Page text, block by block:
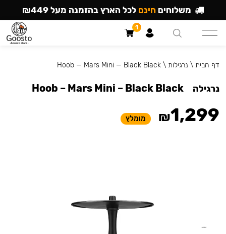
דף הבית \ נרגילות \
Hoob — Mars Mini — Black Black
נרגילה Hoob – Mars Mini – Black Black
₪1,299 מומלץ
משלוחים חינם לכל הארץ בהזמנה מעל ₪449
1